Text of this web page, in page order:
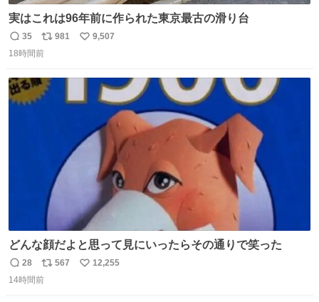
実はこれは96年前に作られた東京最古の滑り台
返
信
35
リ
ポ
ト
数
981
い
9,507
18時間前
どんな顔だよと思って見にいったらその通りで笑った
返
信
28
リ
ポ
567
い
12,255
14時間前